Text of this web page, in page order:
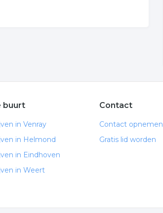
buurt
in Venray
in Helmond
in Eindhoven
in Weert
Contact
Contact opnemen
Gratis lid worden